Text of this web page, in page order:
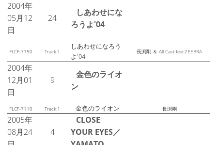
2004年
05月12
日
24
しあわせにな
ろうよ'04
FLCF-7150 Track:1
しあわせになろう
よ'04
長渕剛 ＆ All Cast feat.ZEEBRA
2004年
12月01
日
9
金色のライオ
ン
FLCF-7110 Track:1 金色のライオン 長渕剛
2005年
08月24
4
CLOSE
YOUR EYES／